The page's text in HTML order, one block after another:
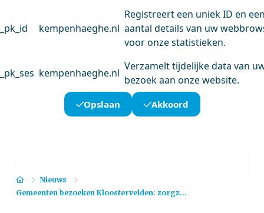
_pk_id kempenhaeghe.nl
Registreert een uniek ID en
aantal details van uw
voor onze statistieken.
_pk_ses kempenhaeghe.nl
Verzamelt tijdelijke data van
bezoek aan onze website.
Opslaan Akkoord
HomeNieuws
Gemeenten bezoeken Kloostervelden: zorgz...